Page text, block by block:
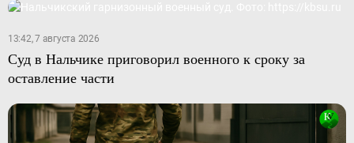
13:42, 7 августа 2026
Суд в Нальчике приговорил военного к сроку за
оставление части